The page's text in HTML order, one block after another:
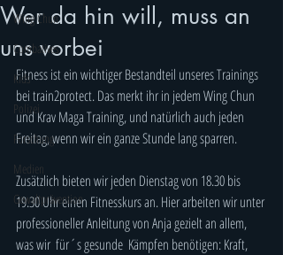
Wing Chun
Combatives
Kids
Polizei
Forschung
Medien
Gewaltprävention
Wer da hin will, muss an
uns vorbei
Fitness ist ein wichtiger Bestandteil unseres Trainings
bei train2protect. Das merkt ihr in jedem Wing Chun
und Krav Maga Training, und natürlich auch jeden
Freitag, wenn wir ein ganze Stunde lang sparren.
Zusätzlich bieten wir jeden Dienstag von 18.30 bis
19.30 Uhr einen Fitnesskurs an. Hier arbeiten wir unter
professioneller Anleitung von Anja gezielt an allem,
was wir  für´s gesunde  Kämpfen benötigen: Kraft,